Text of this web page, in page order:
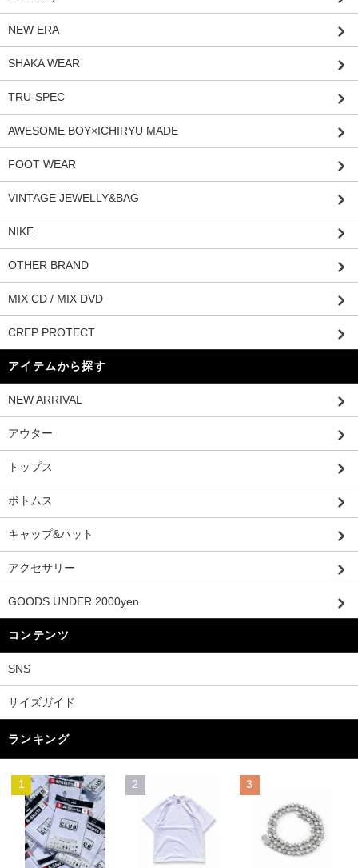
NEW ERA
SHAKA WEAR
TRU-SPEC
AWESOME BOY×ICHIRYU MADE
FOOT WEAR
VINTAGE JEWELLY&BAG
NIKE
OTHER BRAND
MIX CD / MIX DVD
CREP PROTECT
アイテムから探す
NEW ARRIVAL
アウター
トップス
ボトムス
キャップ&ハット
アクセサリー
GOODS UNDER 2000yen
コンテンツ
SNS
サイズガイド
ランキング
1 2 3